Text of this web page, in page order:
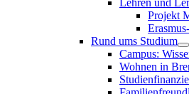
Projekt
Rund ums Studium
Campus:
Wohnen in